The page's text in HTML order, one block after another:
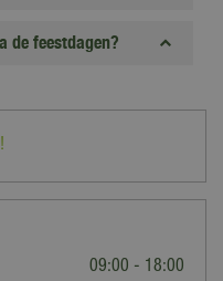
de feestdagen?
09:00 - 18:00